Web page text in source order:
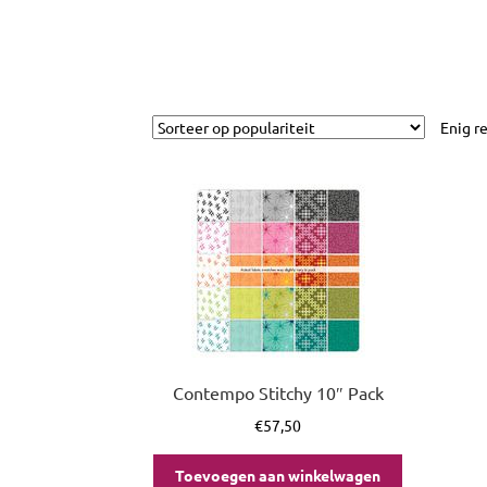
Enig
Contempo Stitchy 10″ Pack
€57,50
Toevoegen aan winkelwagen